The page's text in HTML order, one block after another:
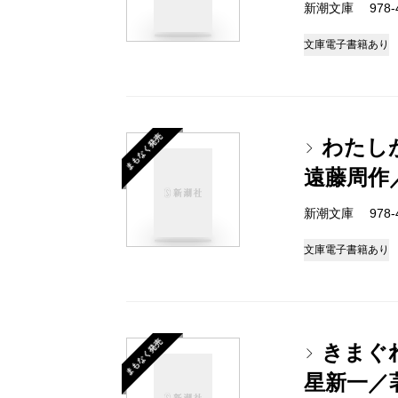
新潮文庫
文庫電子書籍あり
まもなく発売
わたし
遠藤周作
新潮文庫
文庫電子書籍あり
まもなく発売
きまぐ
星新一／